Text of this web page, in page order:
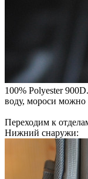
100% Polyester
воду, мороси можно
Переходим к
Нижний снаружи: